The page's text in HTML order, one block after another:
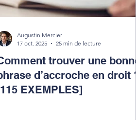
trouver une bonne
d’accroche en droit ?
EXEMPLES]
Augustin Mercier
17 oct. 2025
25 min de lecture